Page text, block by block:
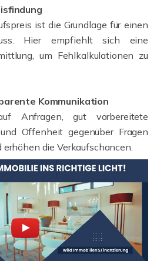
ist die Grundlage für einen
Hier empfiehlt sich eine
um Fehlkalkulationen zu
Kommunikation
Anfragen, gut vorbereitete
Offenheit gegenüber Fragen
die Verkaufschancen.